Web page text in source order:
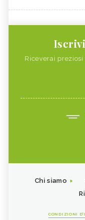
Riceverai
Chi siamo
CONDIZIONI